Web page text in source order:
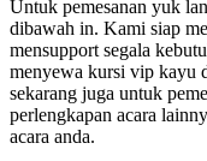
Untuk pemesanan yuk
dibawah in. Kami siap
mensupport segala
menyewa kursi vip kayu
sekarang juga untuk
perlengkapan acara
acara anda.